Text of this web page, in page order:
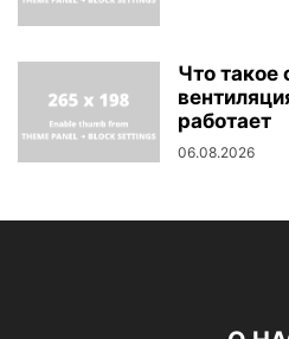
Что
работает
06.08.2026